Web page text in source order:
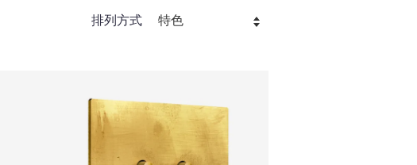
排列方式